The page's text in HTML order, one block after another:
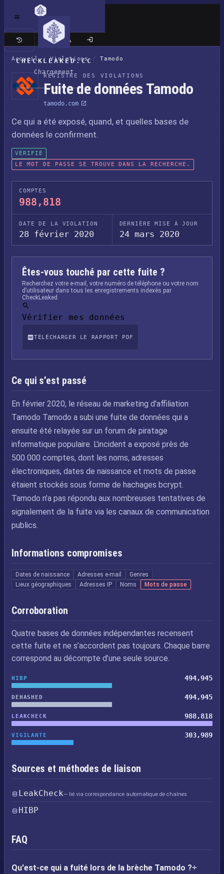
CHECKLEAKED.CC
Chargement
Site classique
Accueil / Violations / Tamodo
REGISTRE DES VIOLATIONS
Fuite de données Tamodo
tamodo.com
Ce qui a été exposé, quand, et quelles bases de
données le confirment.
VÉRIFIÉ
LE MOT DE PASSE SE TROUVE DANS LA RECHERCHE.
COMPTES
988,818
DATE DE LA VIOLATION
28 février 2020
DERNIÈRE MISE À JOUR
24 mars 2020
Êtes-vous touché par cette fuite ?
Recherchez votre e-mail, votre numéro de téléphone ou votre nom
d’utilisateur dans tous les enregistrements indexés par
CheckLeaked.
Vérifier mes données
TÉLÉCHARGER LE RAPPORT PDF
Ce qui s’est passé
En février 2020, le réseau de marketing d'affiliation
Tamodo Tamodo a subi une fuite de données qui a
ensuite été relayée sur un forum de piratage
informatique populaire. L'incident a exposé près de
500 000 comptes, dont les noms, adresses
électroniques, dates de naissance et mots de passe
étaient stockés sous forme de hachages bcrypt.
Tamodo n'a pas répondu aux nombreuses tentatives de
signalement de la fuite via les canaux de communication
publics.
Informations compromises
Dates de naissance Adresses e-mail
Genres
Lieux géographiques
Adresses IP Noms Mots de passe
Corroboration
Quatre bases de données indépendantes recensent
cette fuite et ne s’accordent pas toujours. Chaque barre
correspond au décompte d’une seule source.
HIBP 494,945
DEHASHED 494,945
LEAKCHECK 988,818
VIGILANTE 303,989
Sources et méthodes de liaison
LeakCheck— lié via correspondance automatique de chaînes
HIBP
FAQ
Qu'est-ce qui a fuité lors de la brèche Tamodo ?